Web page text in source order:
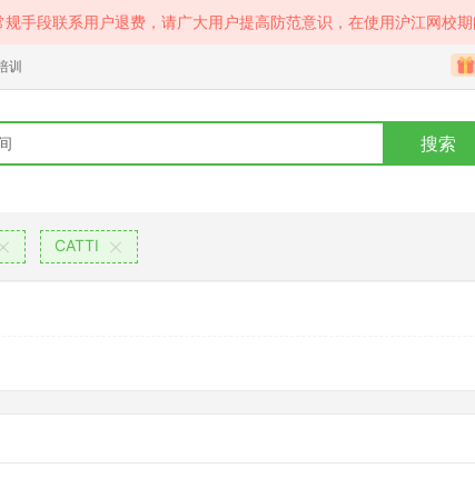
手段联系用户退费，请广大用户提高防范意识，在使用沪江网校
训
搜索
CATTI